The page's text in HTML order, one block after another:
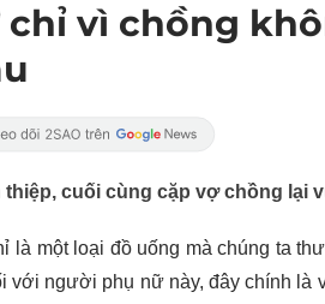
vì chồng
cuối cùng cặp vợ chồng lại
là một loại đồ uống mà chúng ta
với người phụ nữ này, đây chính là